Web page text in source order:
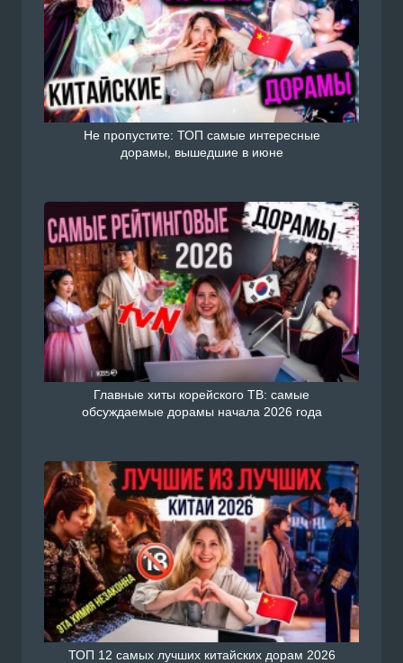
Не пропустите: ТОП самые интересные
дорамы, вышедшие в июне
Главные хиты корейского ТВ: самые
обсуждаемые дорамы начала 2026 года
ТОП 12 самых лучших китайских дорам 2026